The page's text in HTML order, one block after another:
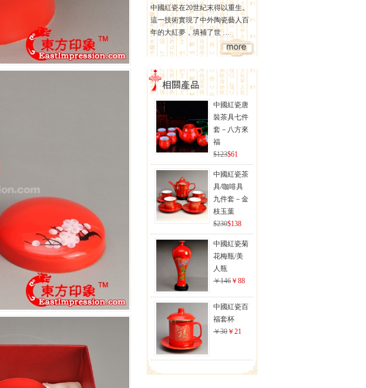
中國紅瓷在20世紀末得以重生。
這一技術實現了中外陶瓷藝人百
年的大紅夢，填補了世 …
中國紅瓷唐
裝茶具七件
套－八方來
福
$123$61
中國紅瓷茶
具/咖啡具
九件套－金
枝玉葉
$230$138
中國紅瓷菊
花梅瓶/美
人瓶
￥146 ￥88
中國紅瓷百
福套杯
￥30 ￥21